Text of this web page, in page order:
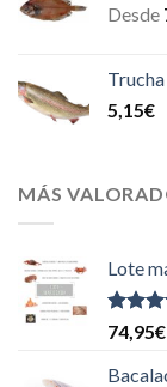
Desde
5,15€
MÁS
Lote
Valorado
con
5
74,95€